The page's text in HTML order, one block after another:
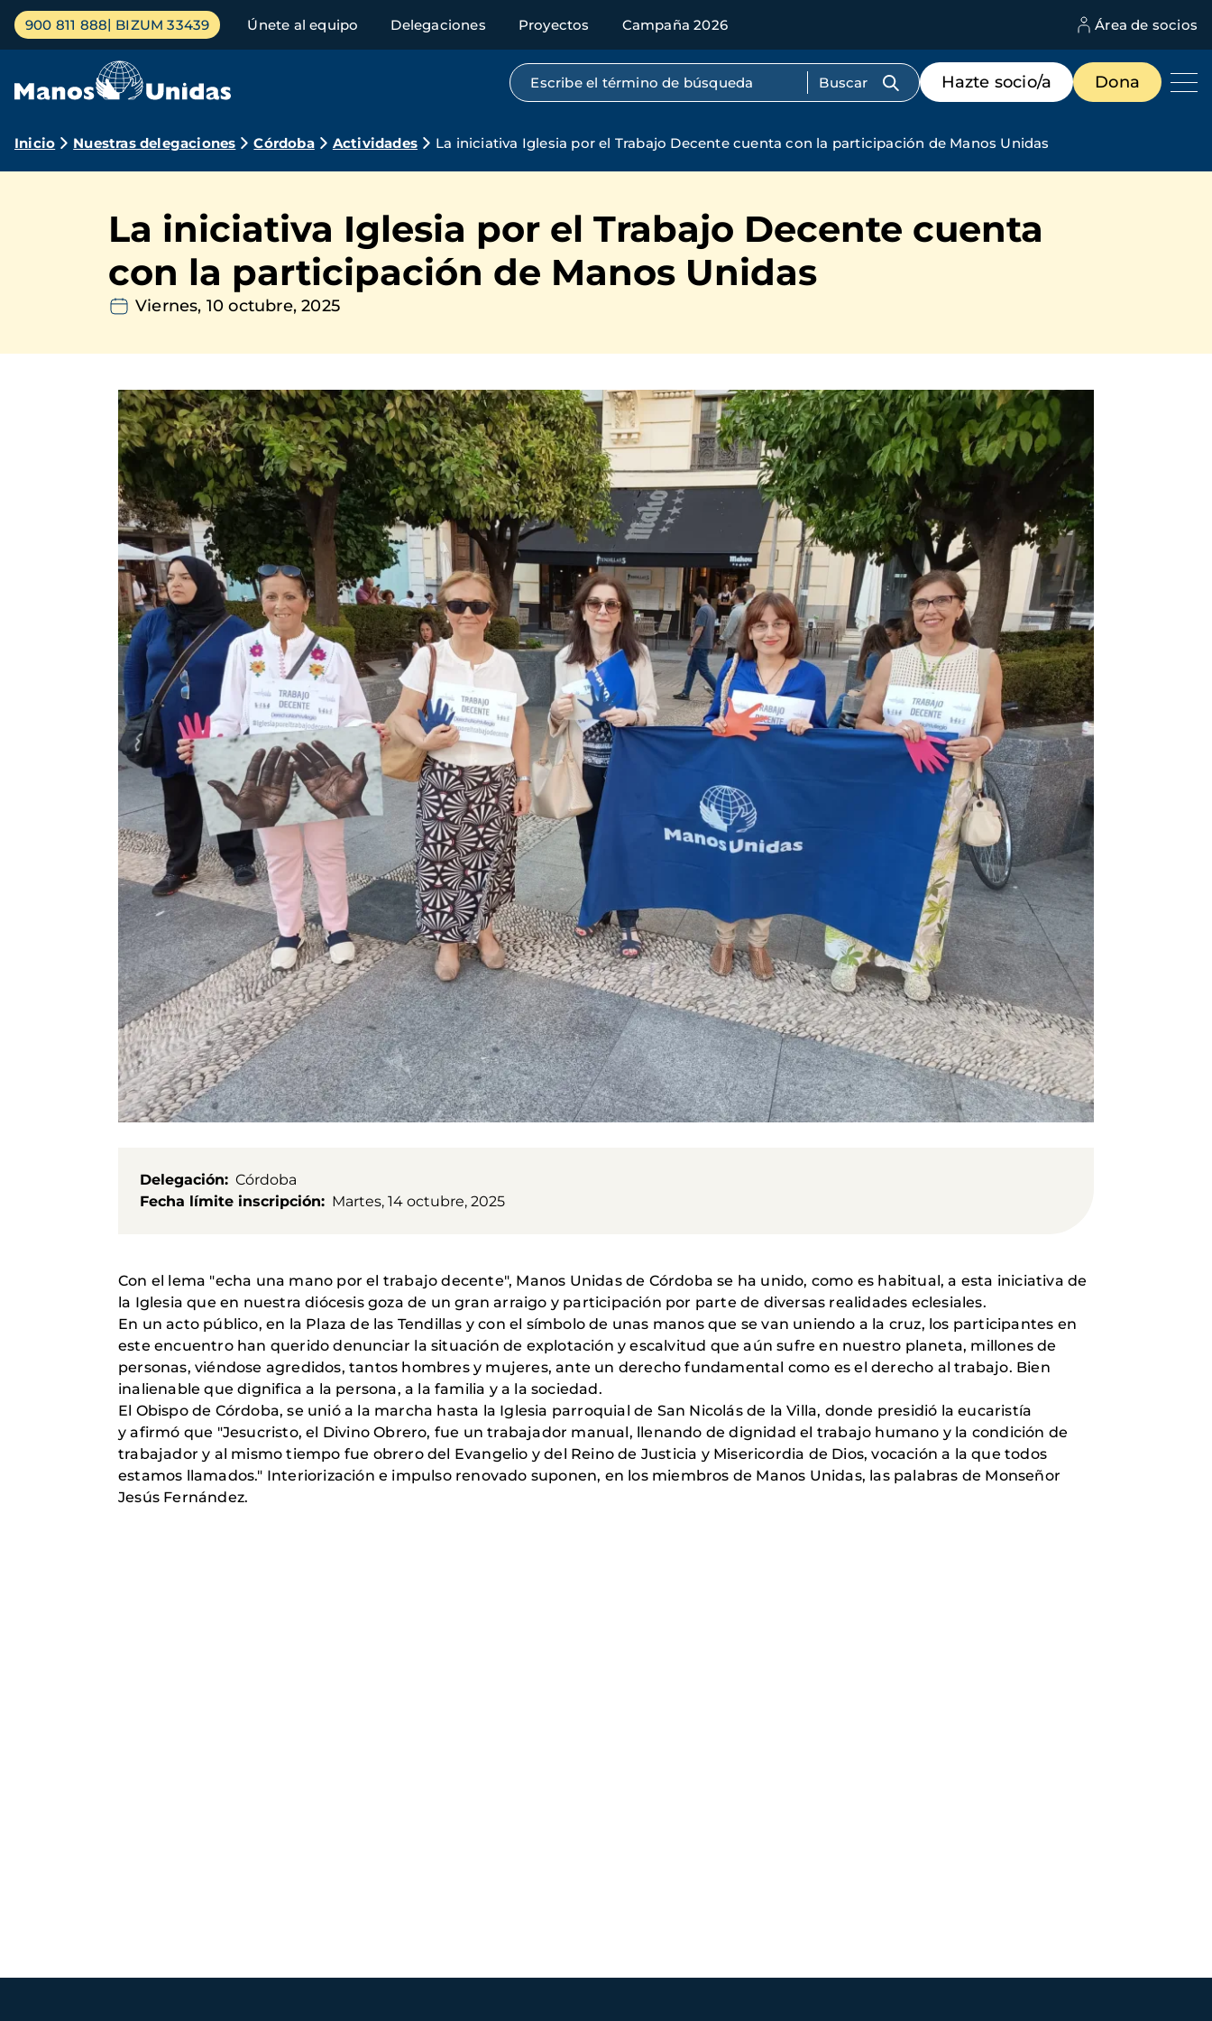
Pasar
contenido
Menú
principal
900 811 888 BIZUM 33439 Únete al equipo Delegaciones Proyectos Campaña 2026 Área de socios
Búsqueda por texto completo
Menú
de
destacados
Hazte socio/a Dona
Ruta
navegación
Inicio Nuestras delegaciones Córdoba Actividades La iniciativa Iglesia por el Trabajo Decente cuenta con la participación de Manos Unidas
La iniciativa Iglesia por el Trabajo Decente cuenta
con la participación de Manos Unidas
Viernes, 10 octubre, 2025
Delegación
Córdoba
Fecha límite inscripción
Martes, 14 octubre, 2025
Con el lema "echa una mano por el trabajo decente", Manos Unidas de Córdoba se ha unido, como es habitual, a esta iniciativa de
la Iglesia que en nuestra diócesis goza de un gran arraigo y participación por parte de diversas realidades eclesiales.
En un acto público, en la Plaza de las Tendillas y con el símbolo de unas manos que se van uniendo a la cruz, los participantes en
este encuentro han querido denunciar la situación de explotación y escalvitud que aún sufre en nuestro planeta, millones de
personas, viéndose agredidos, tantos hombres y mujeres, ante un derecho fundamental como es el derecho al trabajo. Bien
inalienable que dignifica a la persona, a la familia y a la sociedad.
El Obispo de Córdoba, se unió a la marcha hasta la Iglesia parroquial de San Nicolás de la Villa, donde presidió la eucaristía
y afirmó que "Jesucristo, el Divino Obrero, fue un trabajador manual, llenando de dignidad el trabajo humano y la condición de
trabajador y al mismo tiempo fue obrero del Evangelio y del Reino de Justicia y Misericordia de Dios, vocación a la que todos
estamos llamados." Interiorización e impulso renovado suponen, en los miembros de Manos Unidas, las palabras de Monseñor
Jesús Fernández.